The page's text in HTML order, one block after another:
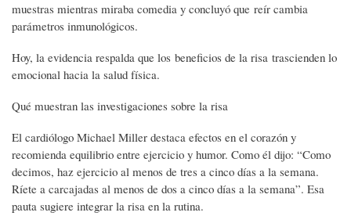
muestras mientras miraba comedia y concluyó que reír cambia
parámetros inmunológicos.
Hoy, la evidencia respalda que los beneficios de la risa trascienden lo
emocional hacia la salud física.
Qué muestran las investigaciones sobre la risa
El cardiólogo Michael Miller destaca efectos en el corazón y
recomienda equilibrio entre ejercicio y humor. Como él dijo: “Como
decimos, haz ejercicio al menos de tres a cinco días a la semana.
Ríete a carcajadas al menos de dos a cinco días a la semana”. Esa
pauta sugiere integrar la risa en la rutina.